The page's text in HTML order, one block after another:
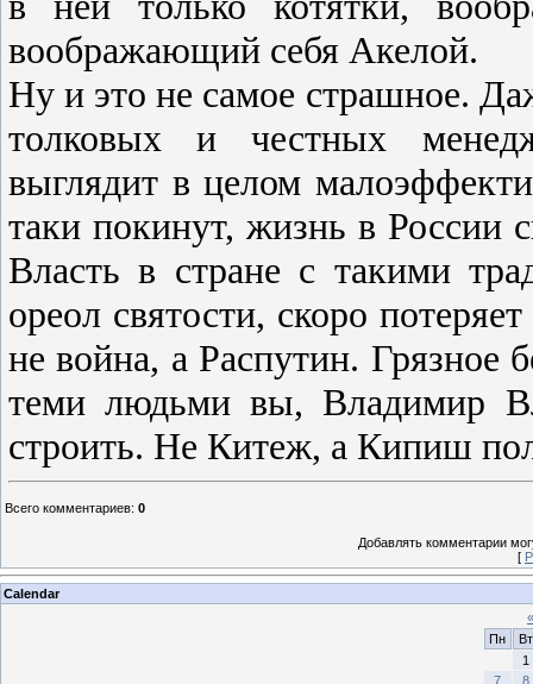
воображающий себя Акелой.
Ну и это не самое страшное.
толковых и честных
выглядит в целом
таки покинут, жизнь в России
Власть в стране с такими
ореол святости, скоро
не война, а Распутин. Грязное
теми людьми вы, Владимир
строить. Не Китеж, а Кипиш
Всего комментариев: 0
Добавлять комментарии
[
Calendar
«
Пн
Вт
1
7
8